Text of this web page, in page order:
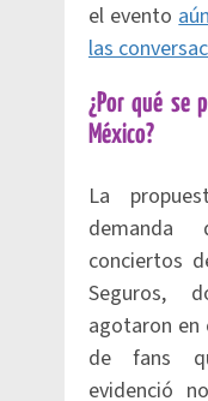
el evento
las
¿Por qué se
México?
La
conciertos
Seguros,
agotaron en
de fans
evidenció